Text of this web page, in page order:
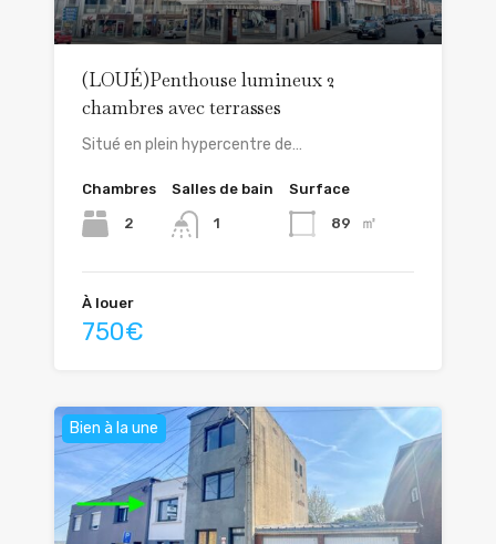
(LOUÉ)Penthouse lumineux 2
chambres avec terrasses
Situé en plein hypercentre de…
Chambres
2
Salles de bain
1
Surface
89 ㎡
À louer
750€
Bien à la une